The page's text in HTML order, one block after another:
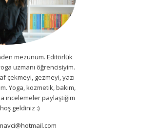
mezunum. Editörlük
uzmanı öğrencisiyim.
çekmeyi, gezmeyi, yazı
Yoga, kozmetik, bakım,
incelemeler paylaştığım
geldiniz :)